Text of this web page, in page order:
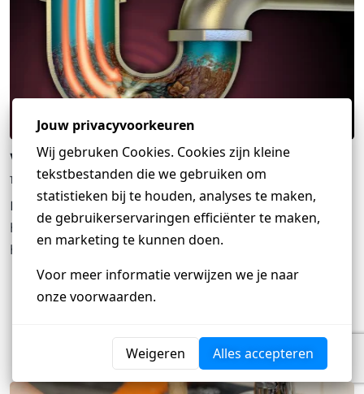
Wat te doen bij een verstopte afvoer
17 maart 2025
Een verstopte afvoer kan leiden tot ongemak en
hinder in je huis. Het is belangrijk om snel te
handelen om verdere problemen en schade te
voorkomen. In dit artikel delen we waardevol advies
van Loodgieter Koning over hoe je het beste kunt
ARTIKEL LEZEN